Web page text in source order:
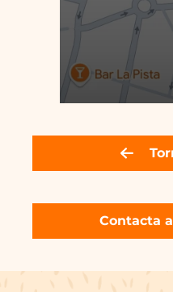
Contacta